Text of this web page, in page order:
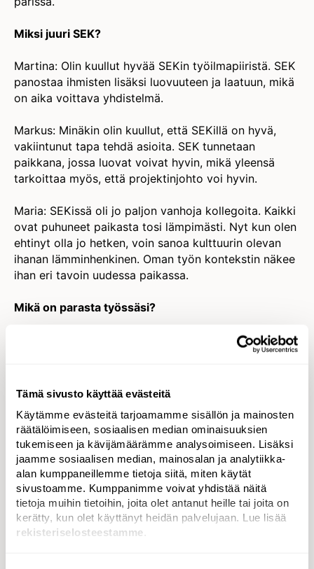
Tämä sivusto käyttää evästeitä
Käytämme evästeitä tarjoamamme sisällön ja mainosten
räätälöimiseen, sosiaalisen median ominaisuuksien
tukemiseen ja kävijämäärämme analysoimiseen. Lisäksi
jaamme sosiaalisen median, mainosalan ja analytiikka-
alan kumppaneillemme tietoja siitä, miten käytät
sivustoamme. Kumppanimme voivat yhdistää näitä
tietoja muihin tietoihin, joita olet antanut heille tai joita on
kerätty, kun olet käyttänyt heidän palvelujaan. Lue lisää
rekisteriselosteestamme
Miksi juuri SEK?
Martina: Olin kuullut hyvää SEKin työilmapiiristä. SEK
panostaa ihmisten lisäksi luovuuteen ja laatuun, mikä
on aika voittava yhdistelmä.
Markus: Minäkin olin kuullut, että SEKillä on hyvä,
vakiintunut tapa tehdä asioita. SEK tunnetaan
paikkana, jossa luovat voivat hyvin, mikä yleensä
tarkoittaa myös, että projektinjohto voi hyvin.
Maria: SEKissä oli jo paljon vanhoja kollegoita. Kaikki
ovat puhuneet paikasta tosi lämpimästi. Nyt kun olen
ehtinyt olla jo hetken, voin sanoa kulttuurin olevan
ihanan lämminhenkinen. Oman työn kontekstin näkee
ihan eri tavoin uudessa paikassa.
Mikä on parasta työssäsi?
Martina: Parasta ovat ihmiset sekä yhdessä
tekemisen meininki. On etuoikeutettu olo, kun saa
ihmisten kanssa.
Markus: Veit sanat suustani, ihmiset sanon minäkin.
Paras hetki on aina se, kun yhdessä löydetään
ratkaisu ja asiat etenevät.
Mistä saat inspiraatiota ja mitä tykkäät tehdä vapaa-
ajalla?
Markus: Kivat työkaverit inspiroivat päivittäin. Vapaa-